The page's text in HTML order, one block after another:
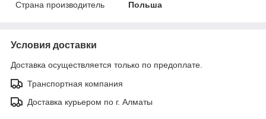
Страна производитель
Польша
Условия доставки
Доставка осуществляется только по предоплате.
Транспортная компания
Доставка курьером по г. Алматы